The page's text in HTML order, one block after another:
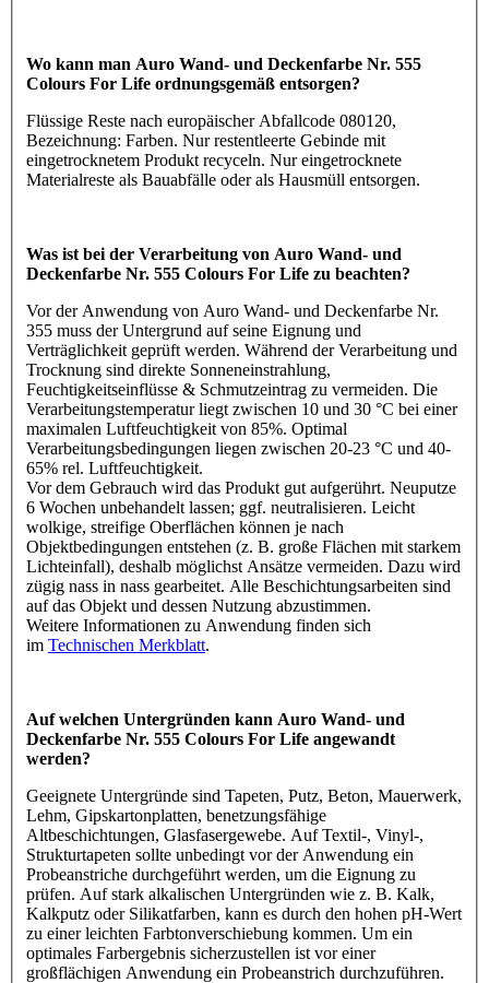
Wo kann man Auro Wand- und Deckenfarbe Nr. 555
Colours For Life ordnungsgemäß entsorgen?
Flüssige Reste nach europäischer Abfallcode 080120,
Bezeichnung: Farben. Nur restentleerte Gebinde mit
eingetrocknetem Produkt recyceln. Nur eingetrocknete
Materialreste als Bauabfälle oder als Hausmüll entsorgen.
Was ist bei der Verarbeitung von Auro Wand- und
Deckenfarbe Nr. 555 Colours For Life zu beachten?
Vor der Anwendung von Auro Wand- und Deckenfarbe Nr.
355 muss der Untergrund auf seine Eignung und
Verträglichkeit geprüft werden. Während der Verarbeitung und
Trocknung sind direkte Sonneneinstrahlung,
Feuchtigkeitseinflüsse & Schmutzeintrag zu vermeiden. Die
Verarbeitungstemperatur liegt zwischen 10 und 30 °C bei einer
maximalen Luftfeuchtigkeit von 85%. Optimal
Verarbeitungsbedingungen liegen zwischen 20-23 °C und 40-
65% rel. Luftfeuchtigkeit.
Vor dem Gebrauch wird das Produkt gut aufgerührt. Neuputze
6 Wochen unbehandelt lassen; ggf. neutralisieren. Leicht
wolkige, streifige Oberflächen können je nach
Objektbedingungen entstehen (z. B. große Flächen mit starkem
Lichteinfall), deshalb möglichst Ansätze vermeiden. Dazu wird
zügig nass in nass gearbeitet. Alle Beschichtungsarbeiten sind
auf das Objekt und dessen Nutzung abzustimmen.
Weitere Informationen zu Anwendung finden sich
im Technischen Merkblatt.
Auf welchen Untergründen kann Auro Wand- und
Deckenfarbe Nr. 555 Colours For Life angewandt
werden?
Geeignete Untergründe sind Tapeten, Putz, Beton, Mauerwerk,
Lehm, Gipskartonplatten, benetzungsfähige
Altbeschichtungen, Glasfasergewebe. Auf Textil-, Vinyl-,
Strukturtapeten sollte unbedingt vor der Anwendung ein
Probeanstriche durchgeführt werden, um die Eignung zu
prüfen. Auf stark alkalischen Untergründen wie z. B. Kalk,
Kalkputz oder Silikatfarben, kann es durch den hohen pH-Wert
zu einer leichten Farbtonverschiebung kommen. Um ein
optimales Farbergebnis sicherzustellen ist vor einer
großflächigen Anwendung ein Probeanstrich durchzuführen.